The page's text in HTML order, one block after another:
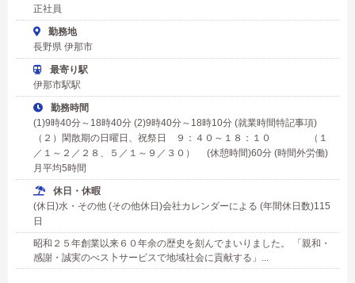
正社員
勤務地
長野県 伊那市
最寄り駅
伊那市駅駅
勤務時間
(1)9時40分～18時40分 (2)9時40分～18時10分 (就業時間特記事項)
（２）閑散期の日曜日、祝祭日 ９：４０～１８：１０ （１
／１～２／２８、５／１～９／３０） (休憩時間)60分 (時間外労働)
月平均5時間
休日・休暇
(休日)水・その他 (その他休日)会社カレンダーによる (年間休日数)115
日
昭和２５年創業以来６０年余の歴史を刻んでまいりました。 「親和・
感謝・誠実のべス卜サービスで地域社会に貢献する」...